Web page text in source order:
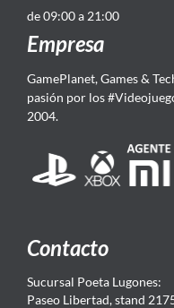
de 09:00 a 21:00
Empresa
GamePlanet, Games &
pasión por los
2004.
Contacto
Sucursal Poeta Lugones:
Paseo Libertad, stand